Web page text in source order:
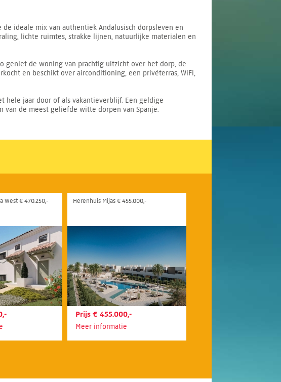
ideale mix van authentiek Andalusisch dorpsleven en
lichte ruimtes, strakke lijnen, natuurlijke materialen en
geniet de woning van prachtig uitzicht over het dorp, de
en beschikt over airconditioning, een privéterras, WiFi,
hele jaar door of als vakantieverblijf. Een geldige
de meest geliefde witte dorpen van Spanje.
West € 470.250,- Herenhuis Mijas € 455.000,-
Prijs € 455.000,-
Meer informatie